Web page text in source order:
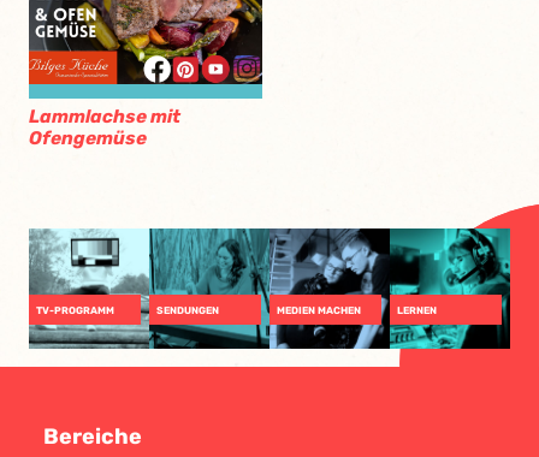
Lammlachse mit
Ofengemüse
TV-PROGRAMM SENDUNGEN MEDIEN MACHEN LERNEN
Bereiche